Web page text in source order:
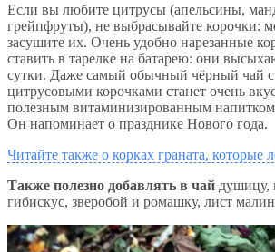
Если вы любите цитрусы (апельсины,
грейпфруты), не выбрасывайте корочки:
засушите их. Очень удобно нарезанные
ставить в тарелке на батарею: они
сутки. Даже самый обычный чёрный чай
цитрусовыми корочками станет очень
полезным витаминизированным
Он напоминает о празднике Нового года.
Читайте также о корках граната, которые
Также полезно добавлять в чай душицу,
гибискус, зверобой и ромашку, лист